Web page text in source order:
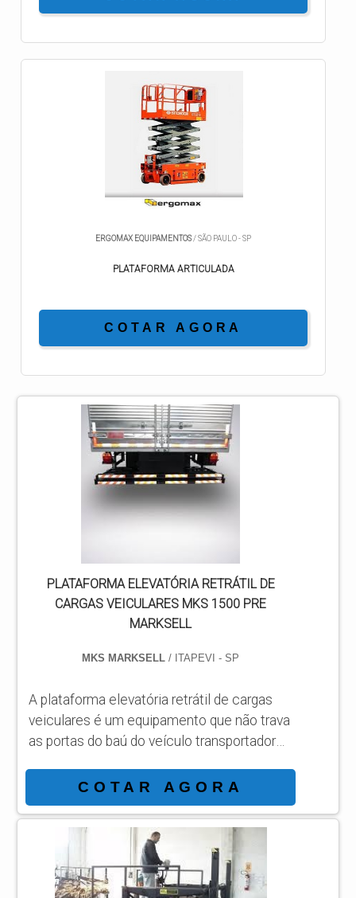
ERGOMAX EQUIPAMENTOS / SÃO PAULO - SP
PLATAFORMA ARTICULADA
COTAR AGORA
PLATAFORMA ELEVATÓRIA RETRÁTIL DE
CARGAS VEICULARES MKS 1500 PRE
MARKSELL
MKS MARKSELL/ ITAPEVI - SP
A plataforma elevatória retrátil de cargas
veiculares é um equipamento que não trava
as portas do baú do veículo transportador
1500PRE da plataforma elevatória retrátil é
a opção ideal para aqueles que desejam
abrir as portas do baú sem bascular a
plataforma. Independente da posição do
transporte a plataforma elevatória retrátil de
cargas veiculares MKS 1500 PRE Marksell
COTAR AGORA